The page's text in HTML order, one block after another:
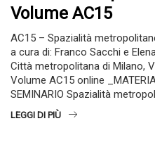
Volume AC15
AC15 – Spazialità
a cura di: Franco Sacchi e
Città metropolitana di Milano,
Volume AC15 online
SEMINARIO Spazialità
LEGGI DI PIÙ